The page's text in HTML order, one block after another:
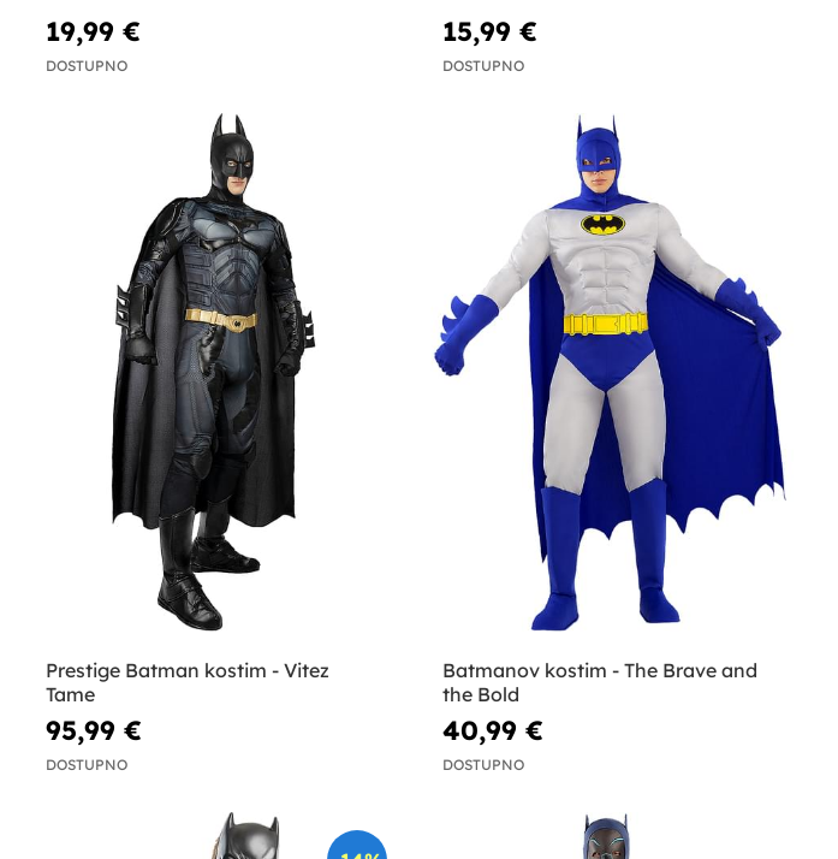
19,99 €
DOSTUPNO
15,99 €
DOSTUPNO
Prestige Batman kostim - Vitez
Tame
95,99 €
DOSTUPNO
Batmanov kostim - The Brave and
the Bold
40,99 €
DOSTUPNO